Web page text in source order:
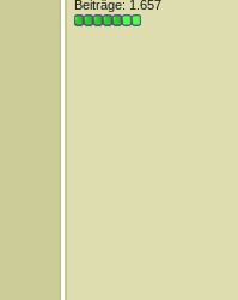
Beiträge: 1.657